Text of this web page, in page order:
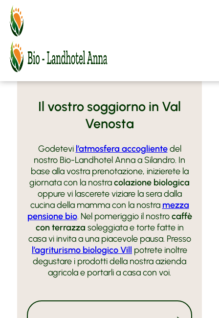
BIO-Landhotel Anna
Atmosfera
FAQ
Camere e offerte
Prezzi e informazioni
Richiesta
Silandro
Vacanza attiva
Arte e Cultura
Agriturismo biologico
Maneggio Vill
Moto Fun Anna
MoHo Motorrad Hotels
BMW Testridecenter
Honda
Tour consigliati
Contatto e Arrivo
Meteo
Bio-Landhotel Anna
Il vostro soggiorno in Val
Venosta
Godetevi l’atmosfera accoglientedel
nostro Bio-Landhotel Anna a Silandro. In
base alla vostra prenotazione, inizierete la
giornata con la nostracolazione biologica
oppure vi lascerete viziare la sera dalla
cucina della mamma con la nostra mezza
pensione bio. Nel pomeriggio il nostrocaffè
con terrazza soleggiata e torte fatte in
casa vi invita a una piacevole pausa. Presso
l’agriturismo biologico Vill potrete inoltre
degustare i prodotti della nostra azienda
agricola e portarli a casa con voi.